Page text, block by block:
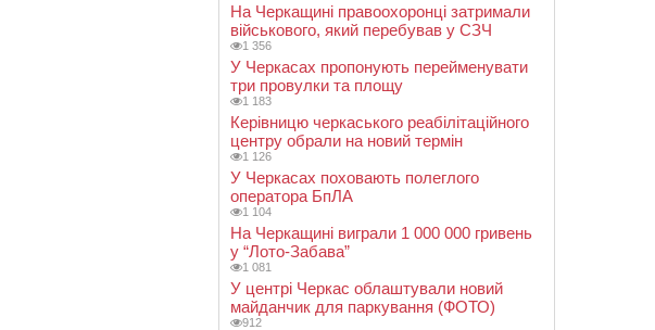
На Черкащині правоохоронці затримали
військового, який перебував у СЗЧ
1 356
У Черкасах пропонують перейменувати
три провулки та площу
1 183
Керівницю черкаського реабілітаційного
центру обрали на новий термін
1 126
У Черкасах поховають полеглого
оператора БпЛА
1 104
На Черкащині виграли 1 000 000 гривень
у “Лото-Забава”
1 081
У центрі Черкас облаштували новий
майданчик для паркування (ФОТО)
912